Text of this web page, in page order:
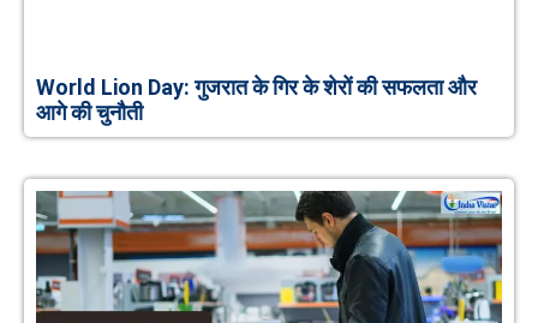
World Lion Day: गुजरात के गिर के शेरों की सफलता और
आगे की चुनौती